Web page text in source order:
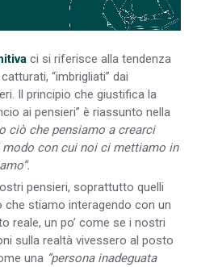
ci si riferisce alla tendenza
“imbrigliati” dai
Il principio che giustifica la
ai pensieri” è riassunto nella
ciò che pensiamo a crearci
con cui noi ci mettiamo in
pensieri, soprattutto quelli
stiamo interagendo con un
reale, un po’ come se i nostri
sulla realtà vivessero al posto
una “persona inadeguata